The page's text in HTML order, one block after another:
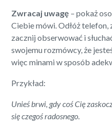
Zwracaj uwagę – pokaż
Ciebie mówi. Odłóż telefon,
zacznij obserwować i
swojemu rozmówcy, że
więc minami w sposób
Przykład:
Unieś brwi, gdy coś Cię
się czegoś radosnego.